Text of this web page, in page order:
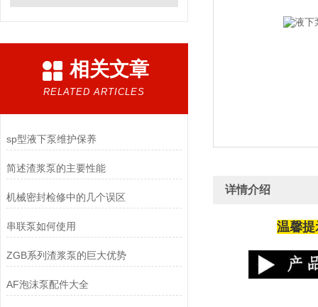
相关文章
RELATED ARTICLES
sp型液下泵维护保养
简述渣浆泵的主要性能
机械密封检修中的几个误区
串联泵如何使用
ZGB系列渣浆泵的巨大优势
AF泡沫泵配件大全
详情介绍
温馨